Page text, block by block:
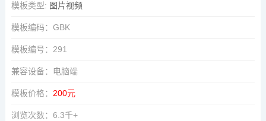
模板类型: 图片视频
模板编码：GBK
模板编号：291
兼容设备：电脑端
模板价格： 200元
浏览次数：6.3千+